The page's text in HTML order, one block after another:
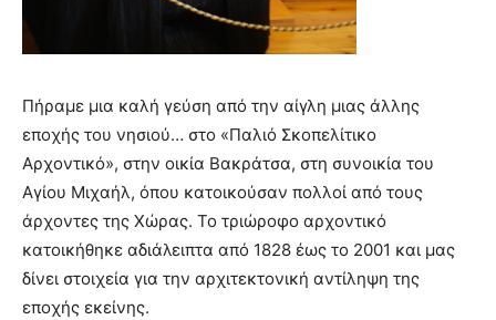
Πήραμε μια καλή γεύση από την αίγλη μιας άλλης
εποχής του νησιού… στο «Παλιό Σκοπελίτικο
Αρχοντικό», στην οικία Βακράτσα, στη συνοικία του
Αγίου Μιχαήλ, όπου κατοικούσαν πολλοί από τους
άρχοντες της Χώρας. Το τριώροφο αρχοντικό
κατοικήθηκε αδιάλειπτα από 1828 έως το 2001 και μας
δίνει στοιχεία για την αρχιτεκτονική αντίληψη της
εποχής εκείνης.